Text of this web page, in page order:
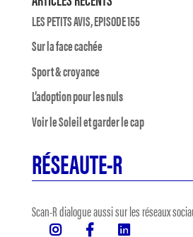
LES PETITS AVIS, EPISODE 155
Sur la face cachée
Sport & croyance
L’adoption pour les nuls
Voir le Soleil et garder le cap
RÉSEAUTE-R
Scan-R dialogue aussi sur les réseaux